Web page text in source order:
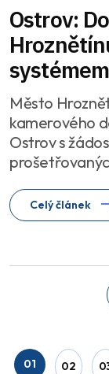
Ostrov:
Město
kamerového
Ostrov s
Celý článek
01 02